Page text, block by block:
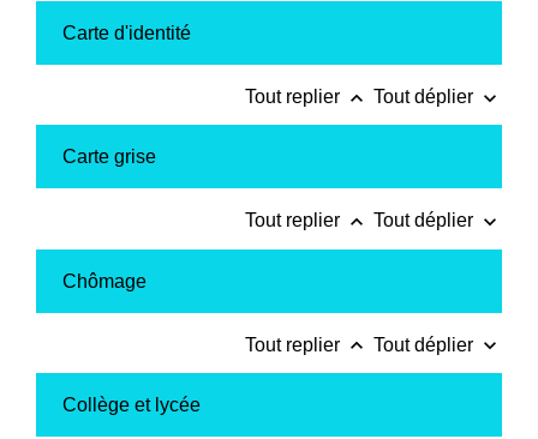
Carte d'identité
Tout replier keyboard_arrow_up Tout déplier keyboard_arrow_down
Carte grise
Tout replier keyboard_arrow_up Tout déplier keyboard_arrow_down
Chômage
Tout replier keyboard_arrow_up Tout déplier keyboard_arrow_down
Collège et lycée